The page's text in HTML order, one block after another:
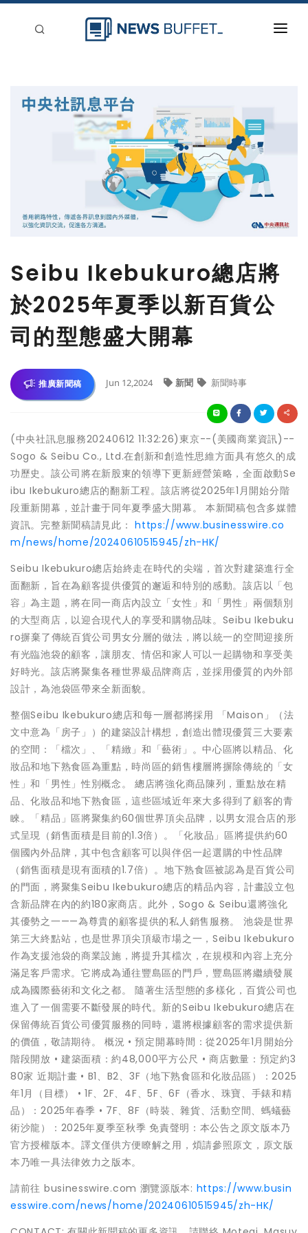
Seibu Ikebukuro總店將
於2025年夏季以新百貨公
司的型態盛大開幕
推廣新聞稿 Jun 12,2024 新聞 新聞時事
(中央社訊息服務20240612 11:32:26)東京--(美國商業資訊)--
Sogo & Seibu Co., Ltd.在創新和創造性思維方面具有悠久的成
功歷史。該公司將在新股東的領導下更新經營策略，全面啟動Se
ibu Ikebukuro總店的翻新工程。該店將從2025年1月開始分階
段重新開幕，並計畫于同年夏季盛大開幕。 本新聞稿包含多媒體
資訊。完整新聞稿請見此：https://www.businesswire.co
m/news/home/20240610515945/zh-HK/
Seibu Ikebukuro總店始終走在時代的尖端，首次對建築進行全
面翻新，旨在為顧客提供優質的邂逅和特別的感動。該店以「包
容」為主題，將在同一商店內設立「女性」和「男性」兩個類別
的大型商店，以迎合現代人的享受和購物品味。Seibu Ikebuku
ro摒棄了傳統百貨公司男女分層的做法，將以統一的空間迎接所
有光臨池袋的顧客，讓朋友、情侶和家人可以一起購物和享受美
好時光。該店將聚集各種世界級品牌商店，並採用優質的內外部
設計，為池袋區帶來全新面貌。
整個Seibu Ikebukuro總店和每一層都將採用 「Maison」（法
文中意為「房子」）的建築設計構想，創造出體現優質三大要素
的空間：「檔次」、「精緻」和「藝術」。中心區將以精品、化
妝品和地下熟食區為重點，時尚區的銷售樓層將摒除傳統的「女
性」和「男性」性別概念。 總店將強化商品陳列，重點放在精
品、化妝品和地下熟食區，這些區域近年來大多得到了顧客的青
睞。「精品」區將聚集約60個世界頂尖品牌，以男女混合店的形
式呈現（銷售面積是目前的1.3倍）。「化妝品」區將提供約60
個國內外品牌，其中包含顧客可以與伴侶一起選購的中性品牌
（銷售面積是現有面積的1.7倍）。地下熟食區被認為是百貨公司
的門面，將聚集Seibu Ikebukuro總店的精品內容，計畫設立包
含新品牌在內的約180家商店。此外，Sogo & Seibu還將強化
其優勢之一——為尊貴的顧客提供的私人銷售服務。 池袋是世界
第三大終點站，也是世界頂尖頂級市場之一，Seibu Ikebukuro
作為支援池袋的商業設施，將提升其檔次，在規模和內容上充分
滿足客戶需求。它將成為通往豐島區的門戶，豐島區將繼續發展
成為國際藝術和文化之都。 隨著生活型態的多樣化，百貨公司也
進入了一個需要不斷發展的時代。新的Seibu Ikebukuro總店在
保留傳統百貨公司優質服務的同時，還將根據顧客的需求提供新
的價值，敬請期待。 概況 • 預定開幕時間：從2025年1月開始分
階段開放 • 建築面積：約48,000平方公尺 • 商店數量：預定約3
80家 近期計畫 • B1、B2、3F（地下熟食區和化妝品區）：2025
年1月（目標） • 1F、2F、4F、5F、6F（香水、珠寶、手錶和精
品）：2025年春季 • 7F、8F（時裝、雜貨、活動空間、螞蟻藝
術沙龍）：2025年夏季至秋季 免責聲明：本公告之原文版本乃
官方授權版本。譯文僅供方便瞭解之用，煩請參照原文，原文版
本乃唯一具法律效力之版本。
請前往 businesswire.com 瀏覽源版本: https://www.busin
esswire.com/news/home/20240610515945/zh-HK/